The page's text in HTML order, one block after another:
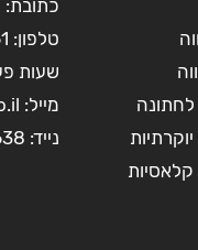
כתובת: נבטים 4,
טלפון:
שעות
מייל:
נייד: